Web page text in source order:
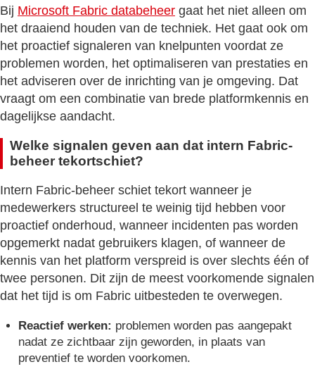
Bij Microsoft Fabric databeheer gaat het niet alleen om
het draaiend houden van de techniek. Het gaat ook om
het proactief signaleren van knelpunten voordat ze
problemen worden, het optimaliseren van prestaties en
het adviseren over de inrichting van je omgeving. Dat
vraagt om een combinatie van brede platformkennis en
dagelijkse aandacht.
Welke signalen geven aan dat intern Fabric-
beheer tekortschiet?
Intern Fabric-beheer schiet tekort wanneer je
medewerkers structureel te weinig tijd hebben voor
proactief onderhoud, wanneer incidenten pas worden
opgemerkt nadat gebruikers klagen, of wanneer de
kennis van het platform verspreid is over slechts één of
twee personen. Dit zijn de meest voorkomende signalen
dat het tijd is om Fabric uitbesteden te overwegen.
Reactief werken: problemen worden pas aangepakt
nadat ze zichtbaar zijn geworden, in plaats van
preventief te worden voorkomen.